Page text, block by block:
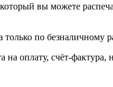
вы можете
по безналичному
оплату, счёт-